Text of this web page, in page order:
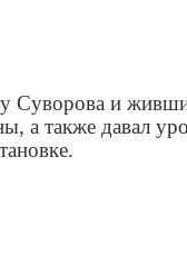
Суворова и
также давал